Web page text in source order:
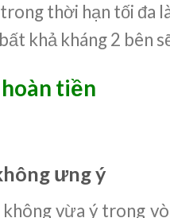
thời hạn tối đa
khả kháng 2 bên
tiền
ưng ý
vừa ý trong